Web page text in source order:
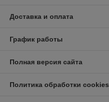
Доставка и оплата
График работы
Полная версия сайта
Политика обработки cookies